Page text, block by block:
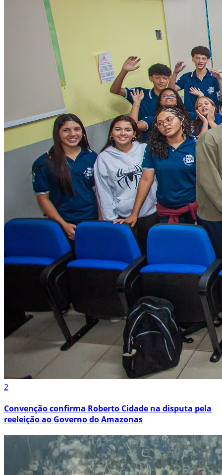
2
Convenção confirma Roberto Cidade na disputa pela
reeleição ao Governo do Amazonas